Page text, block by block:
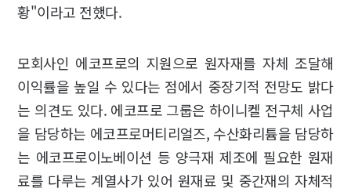
황"이라고 전했다.
모회사인 에코프로의 지원으로 원자재를 자체 조달해
이익률을 높일 수 있다는 점에서 중장기적 전망도 밝다
는 의견도 있다. 에코프로 그룹은 하이니켈 전구체 사업
을 담당하는 에코프로머티리얼즈, 수산화리튬을 담당하
는 에코프로이노베이션 등 양극재 제조에 필요한 원재
료를 다루는 계열사가 있어 원재료 및 중간재의 자체적